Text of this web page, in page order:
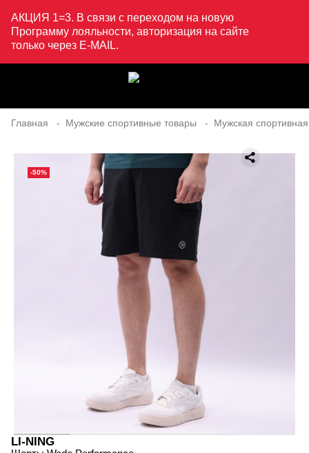
АКЦИЯ 1=3. В связи с переходом на новую
Программу лояльности, авторизация на сайте
только через E-MAIL.
Главная Мужские спортивные товары Мужская
-50%
LI-NING